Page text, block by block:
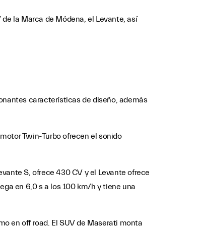
la Marca de Módena, el Levante, así
características de diseño, además
Twin-Turbo ofrecen el sonido
S, ofrece 430 CV y ​​el Levante ofrece
en 6,0 s a los 100 km/h y tiene una
en off road. El SUV de Maserati monta